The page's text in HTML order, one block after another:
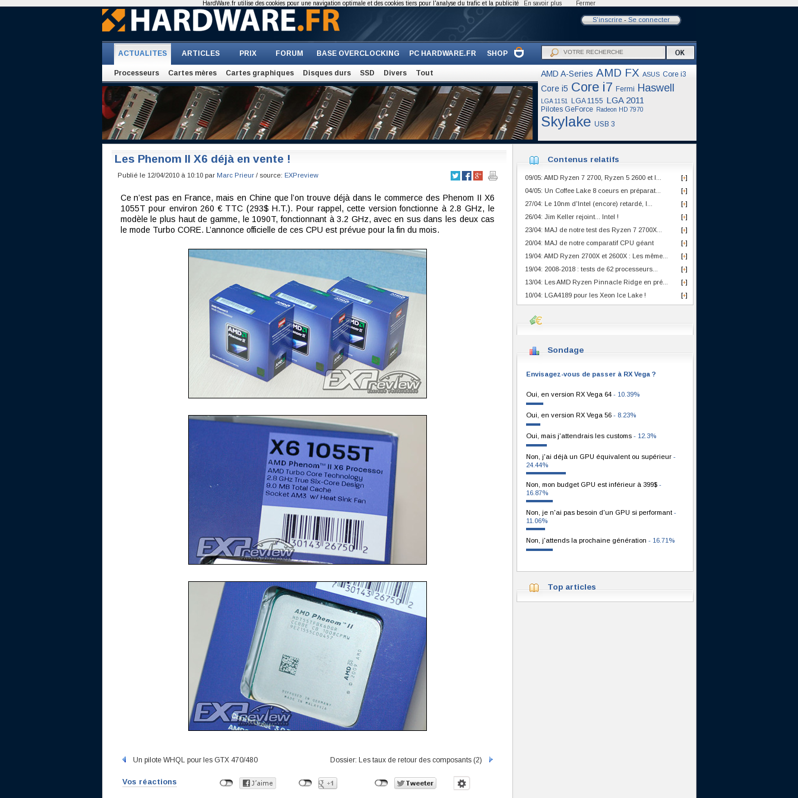
S'inscrire- Se connecter
ACTUALITES ARTICLES PRIX FORUM BASE OVERCLOCKING PC HARDWARE.FR SHOP
Processeurs Cartes mères Cartes graphiques Disques durs SSD Divers Tout AMD A-Series AMD FX ASUS Core i3
Core i5 Core i7 Fermi Haswell
LGA 1151 LGA 1155 LGA 2011
Pilotes GeForce Radeon HD 7970
Skylake USB 3
Les Phenom II X6 déjà en vente !
Publié le 12/04/2010 à 10:10 par Marc Prieur/ source: EXPreview
Ce n’est pas en France, mais en Chine que l’on trouve déjà dans le commerce des Phenom II X6
1055T pour environ 260 € TTC (293$ H.T.). Pour rappel, cette version fonctionne à 2.8 GHz, le
modèle le plus haut de gamme, le 1090T, fonctionnant à 3.2 GHz, avec en sus dans les deux cas
le mode Turbo CORE. L’annonce officielle de ces CPU est prévue pour la fin du mois.
Un pilote WHQL pour les GTX 470/480 Dossier: Les taux de retour des composants (2)
Vos réactions
Contenus relatifs
[+]
09/05: AMD Ryzen 7 2700, Ryzen 5 2600 et I...
[+]
04/05: Un Coffee Lake 8 coeurs en préparat...
[+]
27/04: Le 10nm d'Intel (encore) retardé, l...
[+]
26/04: Jim Keller rejoint... Intel !
[+]
23/04: MAJ de notre test des Ryzen 7 2700X...
[+]
20/04: MAJ de notre comparatif CPU géant
[+]
19/04: AMD Ryzen 2700X et 2600X : Les même...
[+]
19/04: 2008-2018 : tests de 62 processeurs...
[+]
13/04: Les AMD Ryzen Pinnacle Ridge en pré...
[+]
10/04: LGA4189 pour les Xeon Ice Lake !
Sondage
Envisagez-vous de passer à RX Vega ?
Oui, en version RX Vega 64 - 10.39%
Oui, en version RX Vega 56 - 8.23%
Oui, mais j'attendrais les customs - 12.3%
Non, j'ai déjà un GPU équivalent ou supérieur -
24.44%
Non, mon budget GPU est inférieur à 399$ -
16.87%
Non, je n'ai pas besoin d'un GPU si performant -
11.06%
Non, j'attends la prochaine génération - 16.71%
Top articles
HardWare.fr utilise des cookies pour une navigation optimale et des cookies tiers pour l'analyse du trafic et la publicité En savoir plus Fermer